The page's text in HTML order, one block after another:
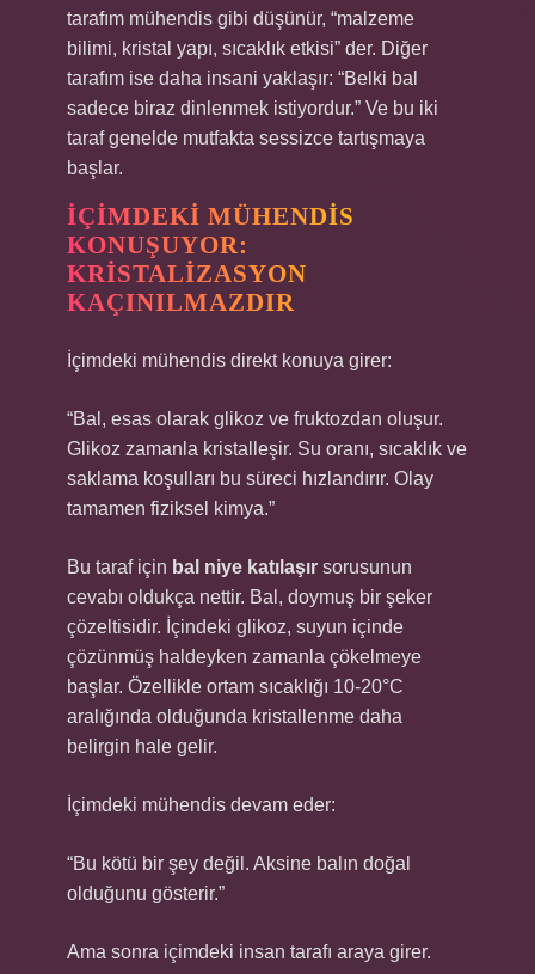
tarafım mühendis gibi düşünür, “malzeme
bilimi, kristal yapı, sıcaklık etkisi” der. Diğer
tarafım ise daha insani yaklaşır: “Belki bal
sadece biraz dinlenmek istiyordur.” Ve bu iki
taraf genelde mutfakta sessizce tartışmaya
başlar.
İÇIMDEKI MÜHENDIS
KONUŞUYOR:
KRISTALIZASYON
KAÇINILMAZDIR
İçimdeki mühendis direkt konuya girer:
“Bal, esas olarak glikoz ve fruktozdan oluşur.
Glikoz zamanla kristalleşir. Su oranı, sıcaklık ve
saklama koşulları bu süreci hızlandırır. Olay
tamamen fiziksel kimya.”
Bu taraf için bal niye katılaşır sorusunun
cevabı oldukça nettir. Bal, doymuş bir şeker
çözeltisidir. İçindeki glikoz, suyun içinde
çözünmüş haldeyken zamanla çökelmeye
başlar. Özellikle ortam sıcaklığı 10-20°C
aralığında olduğunda kristallenme daha
belirgin hale gelir.
İçimdeki mühendis devam eder:
“Bu kötü bir şey değil. Aksine balın doğal
olduğunu gösterir.”
Ama sonra içimdeki insan tarafı araya girer.